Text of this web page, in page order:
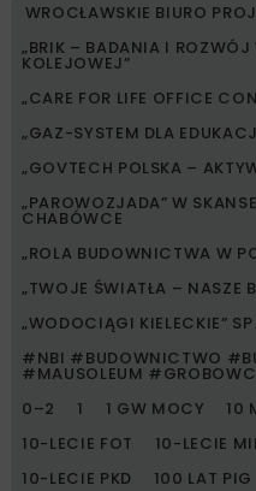
WROCŁAWSKIE BIURO
„BRIK – BADANIA I ROZWÓJ
KOLEJOWEJ”
„CARE FOR LIFE OFFICE
„GAZ-SYSTEM DLA
„GOVTECH POLSKA –
„PAROWOZJADA” W
CHABÓWCE
„ROLA BUDOWNICTWA W
„TWOJE ŚWIATŁA – NASZE
„WODOCIĄGI KIELECKIE”
#NBI #BUDOWNICTWO
#MAUSOLEUM
0–2
1 1 GW MOCY
10
10-LECIE FOT
10-LECIE
10-LECIE PKD
100 LAT PIG